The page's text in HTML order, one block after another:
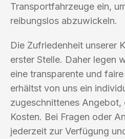
Transportfahrzeuge ein,
reibungslos abzuwickeln.
Die Zufriedenheit unserer
erster Stelle. Daher legen
eine transparente und
erhältst von uns ein
zugeschnittenes Angebot,
Kosten. Bei Fragen oder
jederzeit zur Verfügung